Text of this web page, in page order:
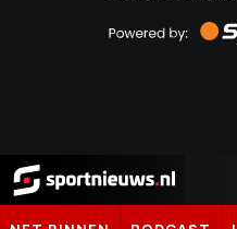
Sportnieuws.nl